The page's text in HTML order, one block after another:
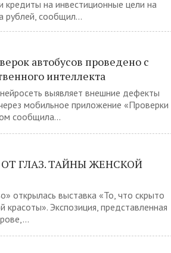
кредиты на инвестиционные цели на
рублей, сообщил...
автобусов проведено с
интеллекта
выявляет внешние дефекты
мобильное приложение «Проверки
сообщила...
ГЛАЗ. ТАЙНЫ ЖЕНСКОЙ
открылась выставка «То, что скрыто
красоты». Экспозиция, представленная